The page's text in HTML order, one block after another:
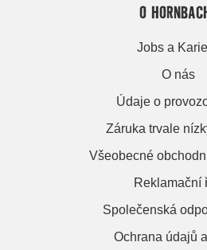
O
Jobs a
O nás
Údaje o
Záruka trvale
Všeobecné
Reklamační
Společenská
Ochrana údajů